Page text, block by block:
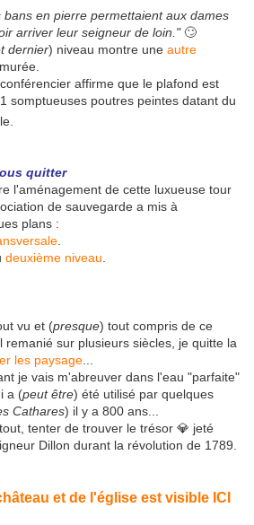
bans en pierre permettaient aux dames
arriver leur seigneur de loin."🙄
dernier) niveau montre une autre
murée.
affirme que le plafond est
somptueuses poutres peintes datant du
quitter
l'aménagement de cette luxueuse tour
de sauvegarde a mis à
plans :
deuxième niveau
vu et (presque) tout compris de ce
remanié sur plusieurs siècles, je quitte la
les paysage
je vais m'abreuver dans l'eau "parfaite"
a (peut être) été utilisé par quelques
Cathares) il y a 800 ans...
tenter de trouver le trésor 💎 jeté
Dillon durant la révolution de 1789.
et de l'église est visible ICI